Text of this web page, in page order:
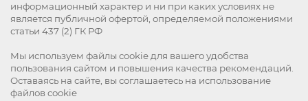
информационный характер и ни при каких условиях не
является публичной офертой, определяемой положениями
статьи 437 (2) ГК РФ
Мы используем файлы cookie для вашего удобства
пользования сайтом и повышения качества рекомендаций.
Оставаясь на сайте, вы соглашаетесь на использование
файлов cookie